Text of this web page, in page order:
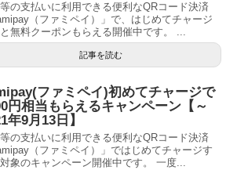
の支払いに利用できる便利なQRコード決済
（ファミペイ）」で、はじめてチャージ
無料クーポンもらえる開催中です。 ...
記事を読む
ファミペイ)初めてチャージで
円相当もらえるキャンペーン【～
年9月13日】
の支払いに利用できる便利なQRコード決済
（ファミペイ）」ではじめてチャージす
象のキャンペーン開催中です。 一度...